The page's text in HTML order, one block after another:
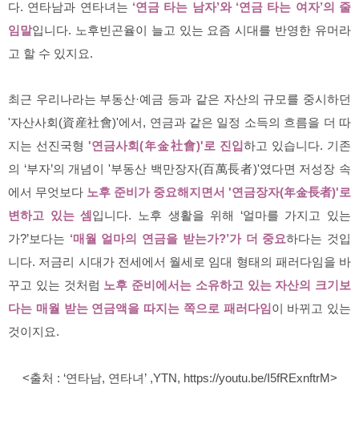
다. 연타남과 연타녀는 ‘연금 타는 남자’와 ‘연금 타는 여자’의 줄
임말입니다. 노후빈곤율이 늘고 있는 요즘 시대를 반영한 유머라
고 할 수 있지요.
최근 우리나라는 부동산·예금 등과 같은 자산의 규모를 중시하던
'자산사회(資産社會)'에서, 연금과 같은 일정 소득의 흐름을 더 따
지는 선진국형 '연금사회(年金社會)'로 진입하고 있습니다. 기존
의 ‘부자’의 개념이 '부동산 백만장자(百萬長者)'였다면 저성장 속
에서 무엇보다 노후 준비가 중요해지면서 '연금장자(年金長者)'로
변하고 있는 셈 입니다. 노후 생활을 위해 ‘얼마를 가지고 있는
가?’보다는 ‘매월 얼마의 연금을 받는가?’가 더 중요하다는 것입
니다. 저금리 시대가 전세에서 월세로 임대 형태의 패러다임을 바
꾸고 있는 것처럼 노후 준비에서는 소유하고 있는 자산의 크기보
다는 매월 받는 연금액을 따지는 쪽으로 패러다임 이 바뀌고 있는
것이지요.
<출처 : ‘연타남, 연타녀’ ,YTN, https://youtu.be/I5fRExnftrM>